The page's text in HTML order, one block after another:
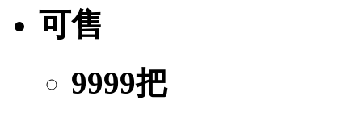
可售
9999把